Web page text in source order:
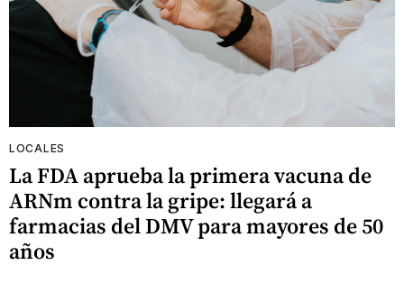
LOCALES
La FDA aprueba la primera vacuna de
ARNm contra la gripe: llegará a
farmacias del DMV para mayores de 50
años